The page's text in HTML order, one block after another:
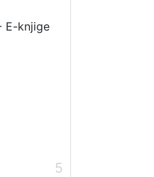
E-knjige
5